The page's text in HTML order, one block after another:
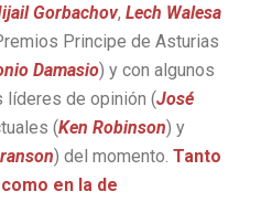
Gorbachov, Lech Walesa
Principe de Asturias
Damasio) y con algunos
líderes de opinión (José
(Ken Robinson) y
) del momento. Tanto
en la de